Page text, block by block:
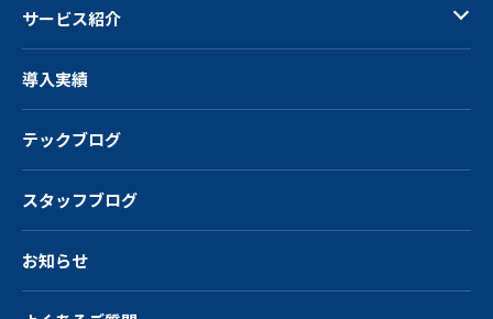
サービス紹介
導入実績
テックブログ
スタッフブログ
お知らせ